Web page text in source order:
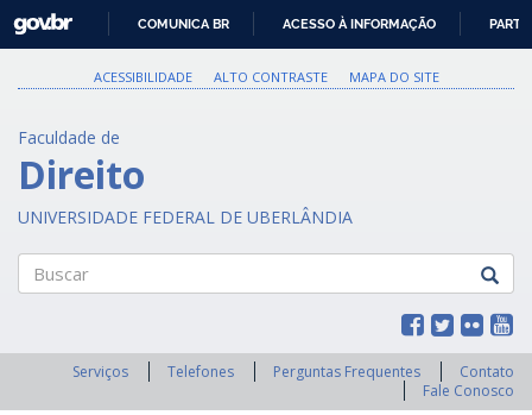
PARA
O
GOVBR
COMUNICA BR ACESSO À INFORMAÇÃO
ACESSIBILIDADE ALTO CONTRASTE MAPA DO SITE
Faculdade de
Direito
UNIVERSIDADE FEDERAL DE UBERLÂNDIA
Serviços Telefones Perguntas Frequentes
Contato
Fale Conosco